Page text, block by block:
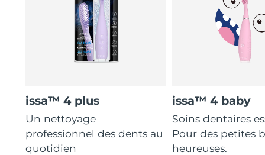
issa™ 4 plus
Un nettoyage
professionnel des dents au
quotidien
issa™ 4 baby
Soins dentaires
Pour des petites
heureuses.